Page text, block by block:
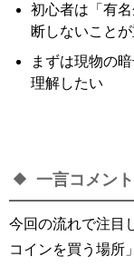
初心者は「有
断しないこと
まずは現物の
理解したい
一言コメント
今回の流れで注目
コインを買う場所